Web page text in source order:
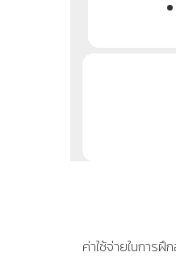
ค่าใช้จ่ายในการ